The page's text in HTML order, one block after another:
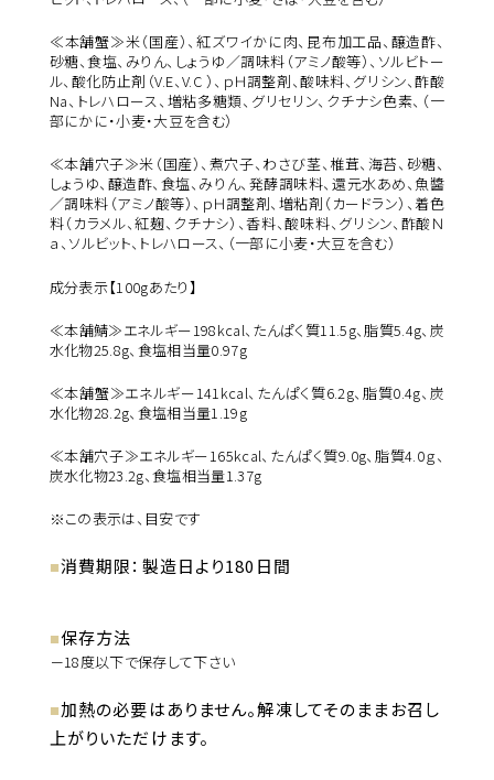
≪本舗蟹≫米（国産）、紅ズワイかに肉、昆布加工品、醸造酢、
砂糖、食塩、みりん、しょうゆ／調味料（アミノ酸等）、ソルビトー
ル、酸化防止剤（V.E、V.C ）、ｐＨ調整剤、酸味料、グリシン、酢酸
Na、トレハロース、増粘多糖類、グリセリン、クチナシ色素、（一
部にかに・小麦・大豆を含む）
≪本舗穴子≫米（国産）、煮穴子、わさび茎、椎茸、海苔、砂糖、
しょうゆ、醸造酢、食塩、みりん、発酵調味料、還元水あめ、魚醬
／調味料（アミノ酸等）、ｐＨ調整剤、増粘剤（カードラン）、着色
料（カラメル、紅麹、クチナシ）、香料、酸味料、グリシン、酢酸Ｎ
ａ、ソルビット、トレハロース、（一部に小麦・大豆を含む）
成分表示【100gあたり】
≪本舗鯖≫エネルギー198kcal、たんぱく質11.5g、脂質5.4g、炭
水化物25.8g、食塩相当量0.97g
≪本舗蟹≫エネルギー141kcal、たんぱく質6.2g、脂質0.4g、炭
水化物28.2g、食塩相当量1.19g
≪本舗穴子≫エネルギー165kcal、たんぱく質9.0g、脂質4.0ｇ、
炭水化物23.2g、食塩相当量1.37g
※この表示は、目安です
消費期限：製造日より180日間
保存方法
－18度以下で保存して下さい
加熱の必要はありません。解凍してそのままお召し
上がりいただけます。